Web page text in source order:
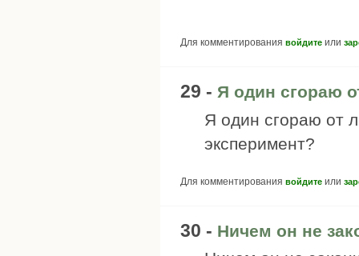
Для комментирования войдите или
29 - Я один сгораю
Я один сгораю от
эксперимент?
Для комментирования войдите или
30 - Ничем он не